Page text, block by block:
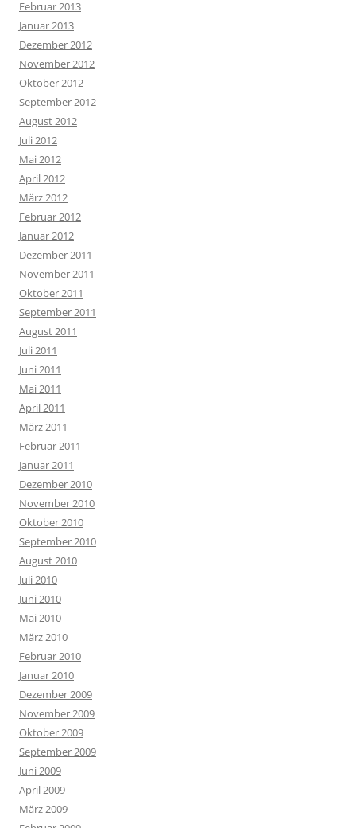
Februar 2013
Januar 2013
Dezember 2012
November 2012
Oktober 2012
September 2012
August 2012
Juli 2012
Mai 2012
April 2012
März 2012
Februar 2012
Januar 2012
Dezember 2011
November 2011
Oktober 2011
September 2011
August 2011
Juli 2011
Juni 2011
Mai 2011
April 2011
März 2011
Februar 2011
Januar 2011
Dezember 2010
November 2010
Oktober 2010
September 2010
August 2010
Juli 2010
Juni 2010
Mai 2010
März 2010
Februar 2010
Januar 2010
Dezember 2009
November 2009
Oktober 2009
September 2009
Juni 2009
April 2009
März 2009